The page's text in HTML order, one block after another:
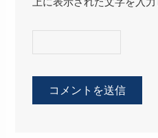
上に表示された文字を入力